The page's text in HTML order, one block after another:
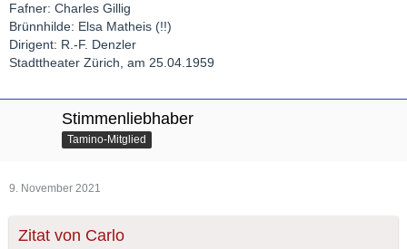
Fafner: Charles Gillig
Brünnhilde: Elsa Matheis (!!)
Dirigent: R.-F. Denzler
Stadttheater Zürich, am 25.04.1959
Stimmenliebhaber
Tamino-Mitglied
9. November 2021
Zitat von Carlo